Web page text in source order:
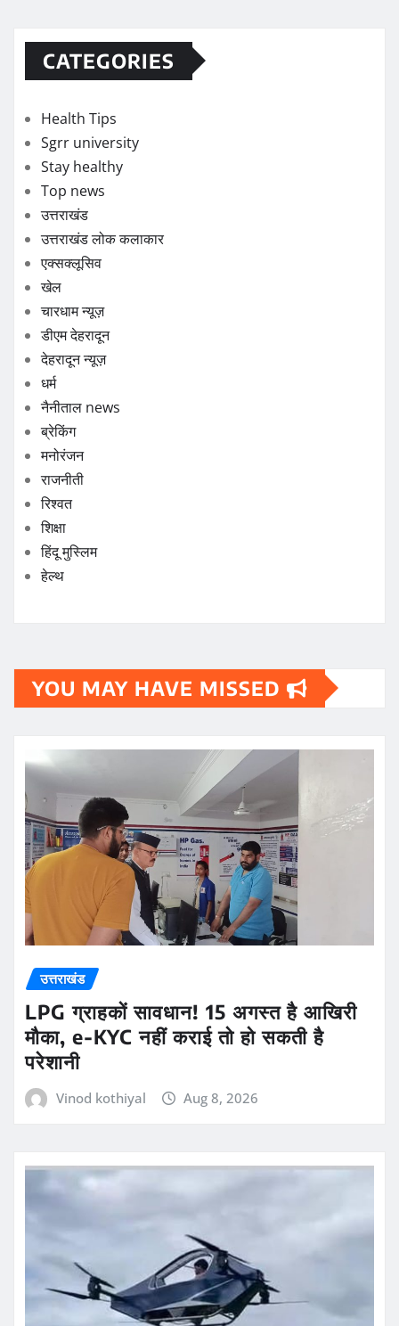
CATEGORIES
Health Tips
Sgrr university
Stay healthy
Top news
उत्तराखंड
उत्तराखंड लोक कलाकार
एक्सक्लूसिव
खेल
चारधाम न्यूज़
डीएम देहरादून
देहरादून न्यूज़
धर्म
नैनीताल news
ब्रेकिंग
मनोरंजन
राजनीती
रिश्वत
शिक्षा
हिंदू मुस्लिम
हेल्थ
YOU MAY HAVE MISSED
उत्तराखंड
LPG ग्राहकों सावधान! 15 अगस्त है आखिरी
मौका, e-KYC नहीं कराई तो हो सकती है
परेशानी
Vinod kothiyal Aug 8, 2026